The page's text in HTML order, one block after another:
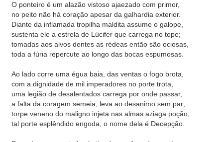
O ponteiro é um alazão vistoso ajaezado com primor,
no peito não há coração apesar da galhardia exterior.
Diante da inflamada tropilha maldita assume o galope,
sustenta ele a estrela de Lúcifer que carrega no tope;
tomadas aos alvos dentes as rédeas então são ociosas,
toda a fúria repercute ao longo das bocas espumosas.
Ao lado corre uma égua baia, das ventas o fogo brota,
com a dignidade de mil imperadores no porte trota,
uma legião de desalentados carrega por onde passar,
a falta da coragem semeia, leva ao desanimo sem par;
torpe veneno do maligno injeta nas almas aziaga poção,
tal porte esplêndido engoda, o nome dela é Decepção.